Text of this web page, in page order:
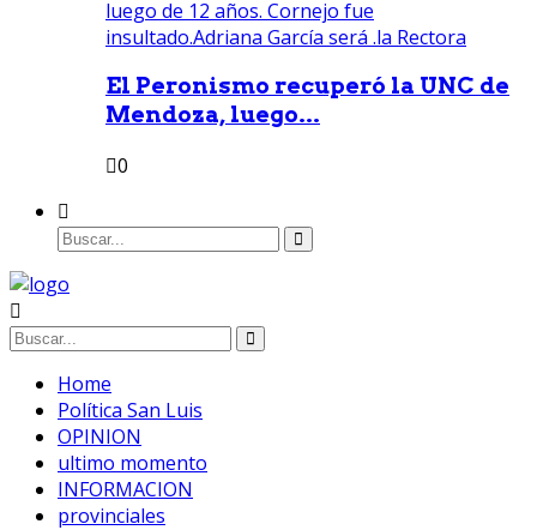
El Peronismo recuperó la UNC de
Mendoza, luego...
0
Home
Política San Luis
OPINION
ultimo momento
INFORMACION
provinciales